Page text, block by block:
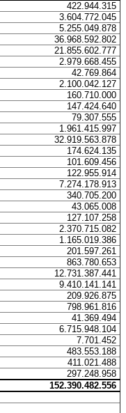
422.944.315
3.604.772.045
5.255.049.878
36.968.592.802
21.855.602.777
2.979.668.455
42.769.864
2.100.042.127
160.710.000
147.424.640
79.307.555
1.961.415.997
32.919.563.878
174.624.135
101.609.456
122.955.914
7.274.178.913
340.705.200
43.065.008
127.107.258
2.370.715.082
1.165.019.386
201.597.261
863.780.653
12.731.387.441
9.410.141.141
209.926.875
798.961.816
41.369.494
6.715.948.104
7.701.452
483.553.188
411.021.488
297.248.958
152.390.482.556